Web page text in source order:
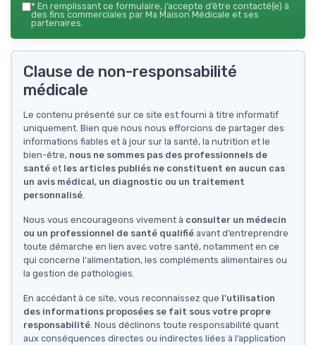
* En remplissant ce formulaire, j’accepte d’être contacté(e) à
des fins commerciales par Ma Maison Médicale et ses
partenaires.
Clause de non-responsabilité
médicale
Le contenu présenté sur ce site est fourni à titre informatif
uniquement. Bien que nous nous efforcions de partager des
informations fiables et à jour sur la santé, la nutrition et le
bien-être, nous ne sommes pas des professionnels de
santé et les articles publiés ne constituent en aucun cas
un avis médical, un diagnostic ou un traitement
personnalisé.
Nous vous encourageons vivement à consulter un médecin
ou un professionnel de santé qualifié avant d’entreprendre
toute démarche en lien avec votre santé, notamment en ce
qui concerne l'alimentation, les compléments alimentaires ou
la gestion de pathologies.
En accédant à ce site, vous reconnaissez que l'utilisation
des informations proposées se fait sous votre propre
responsabilité. Nous déclinons toute responsabilité quant
aux conséquences directes ou indirectes liées à l’application